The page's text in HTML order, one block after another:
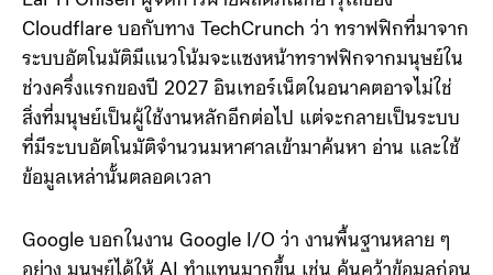
Lai Yi Ohlsen ผู้จัดการฝ่ายผลิตภัณฑ์อาวุโสของ
Cloudflare บอกับทาง TechCrunch ว่า ทราฟฟิกที่มาจาก
ระบบอัตโนมัติมีแนวโน้มจะแซงหน้าทราฟฟิกจากมนุษย์ใน
ช่วงครึ่งแรกของปี 2027 อินเทอร์เน็ตในอนาคตอาจไม่ใช่
สิ่งที่มนุษย์เป็นผู้ใช้งานหลักอีกต่อไป แต่จะกลายเป็นระบบ
ที่มีระบบอัตโนมัติจำนวนมหาศาลเข้ามาค้นหา อ่าน และใช้